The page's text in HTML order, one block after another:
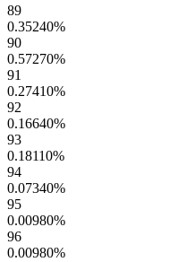
89
0.35240%
90
0.57270%
91
0.27410%
92
0.16640%
93
0.18110%
94
0.07340%
95
0.00980%
96
0.00980%